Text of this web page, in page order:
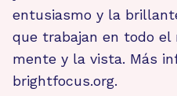
entusiasmo y la
que trabajan en todo
mente y la vista. Más
brightfocus.org.